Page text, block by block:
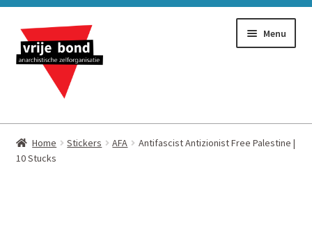
Ga
door
naar
navigatie
Ga
naar
de
inhoud
Menu
Alles
Stickers
Home Stickers AFA
Antifascist Antizionist Free Palestine |
10 Stucks